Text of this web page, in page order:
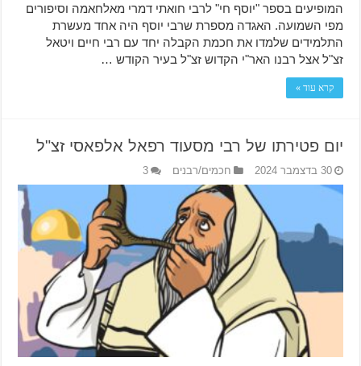
המופיעים בספר "יוסף חי" לרבי חואתי דמרי מאלחאמה וסיפורים
מפי השמועה. האגדה מספרת שרבי יוסף היה אחד מעשרת
התלמידים שלמדו את חכמת הקבלה יחד עם רבי חיים ויטאל
זצ"ל אצל רבנו האר"י הקדוש זצ"ל בעיר הקודש …
קרא עוד »
יום פטירתו של רבי מסעוד רפאל אלפאסי זצ"ל
30 בדצמבר 2024 חכמים/רבנים 3